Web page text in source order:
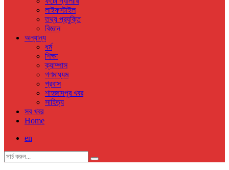
লাইফস্টাইল
তথ্য প্রযুক্তি
বিজ্ঞান
অন্যান্য
ধর্ম
শিক্ষা
ক্যাম্পাস
গণমাধ্যম
প্রবাস
শাহজাদপুর খবর
সাহিত্য
সব খবর
Home
en